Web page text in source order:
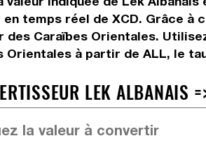
en temps réel de XCD. Grâce
des Caraïbes Orientales.
Orientales à partir de ALL, le
LEK ALBANAIS